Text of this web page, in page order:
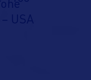
USA